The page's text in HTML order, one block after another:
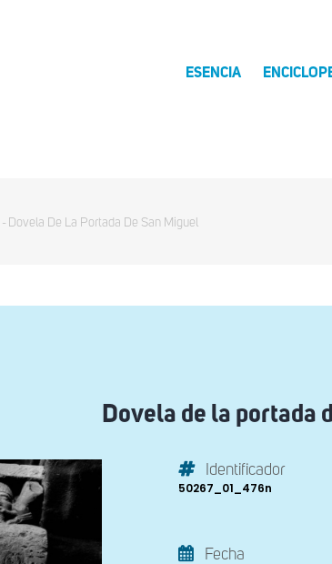
ESENCIA
- Dovela De La Portada De San Miguel
Dovela de la portada
Identificador
50267_01_476n
Fecha